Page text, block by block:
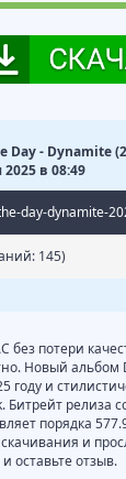
Day - Dynamite
в 08:49
day-dynamite-
145)
без потери
Новый альбом
году и
Битрейт релиза
порядка
и
оставьте отзыв.